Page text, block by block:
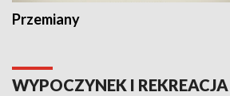
Przemiany
WYPOCZYNEK I REKREACJA